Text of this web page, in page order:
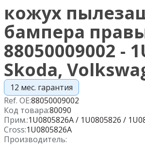
кожух
бампера
88050009002 -
Skoda,
12 мес. гарантия
Ref. OE:88050009002
Код товара:80090
Прим.:1U0805826A / 1U0805826 /
Cross:1U0805826A
Производитель: